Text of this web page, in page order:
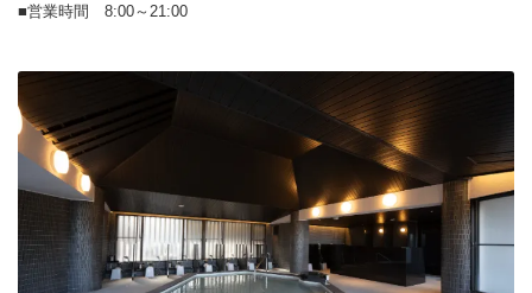
■営業時間 8:00～21:00